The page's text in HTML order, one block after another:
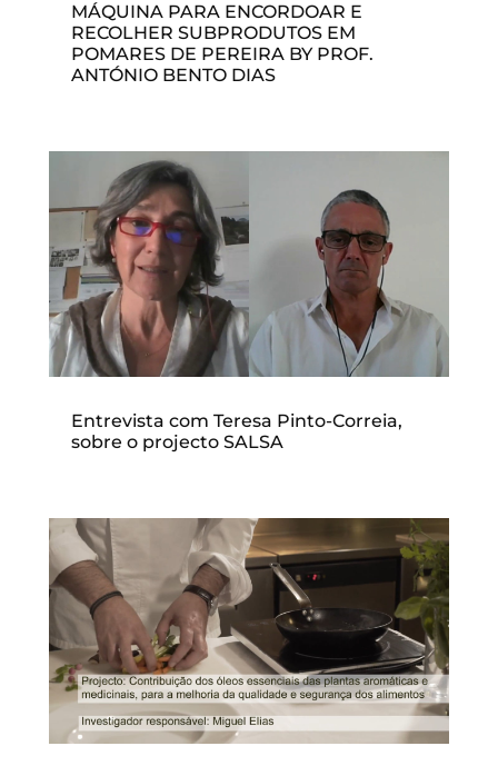
MÁQUINA PARA ENCORDOAR E
RECOLHER SUBPRODUTOS EM
POMARES DE PEREIRA BY PROF.
ANTÓNIO BENTO DIAS
Entrevista com Teresa Pinto-Correia,
sobre o projecto SALSA